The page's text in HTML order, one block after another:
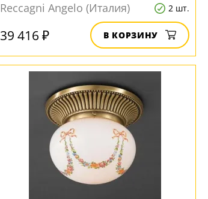
Reccagni Angelo (Италия)
2 шт.
39 416 ₽ В КОРЗИНУ